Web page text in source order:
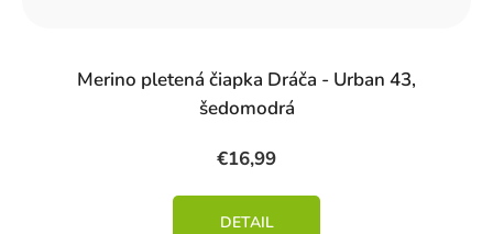
Merino pletená čiapka Dráča - Urban 43,
šedomodrá
€16,99
DETAIL